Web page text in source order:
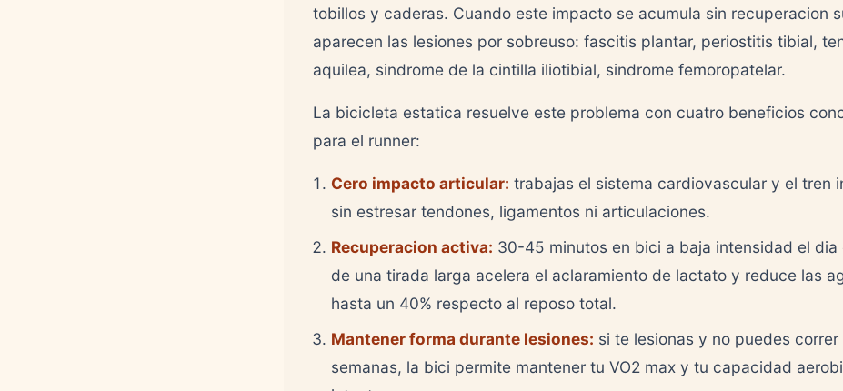
tobillos y caderas. Cuando este impacto se acumula sin recuperacion
aparecen las lesiones por sobreuso: fascitis plantar, periostitis tibial,
aquilea, sindrome de la cintilla iliotibial, sindrome femoropatelar.
La bicicleta estatica resuelve este problema con cuatro beneficios
para el runner:
Cero impacto articular: trabajas el sistema cardiovascular y el tren
sin estresar tendones, ligamentos ni articulaciones.
Recuperacion activa: 30-45 minutos en bici a baja intensidad el dia
de una tirada larga acelera el aclaramiento de lactato y reduce las
hasta un 40% respecto al reposo total.
Mantener forma durante lesiones: si te lesionas y no puedes
semanas, la bici permite mantener tu VO2 max y tu capacidad